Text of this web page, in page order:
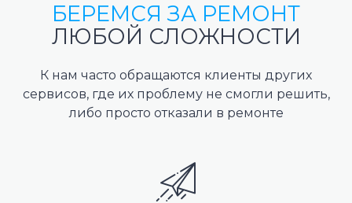
БЕРЕМСЯ ЗА РЕМОНТ
ЛЮБОЙ СЛОЖНОСТИ
К нам часто обращаются клиенты других
сервисов, где их проблему не смогли решить,
либо просто отказали в ремонте